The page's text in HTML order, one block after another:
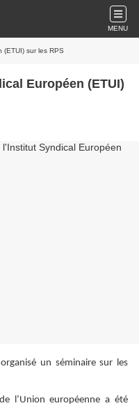
MENU
sur les RPS
Européen (ETUI)
un séminaire sur les
l’Union européenne a été